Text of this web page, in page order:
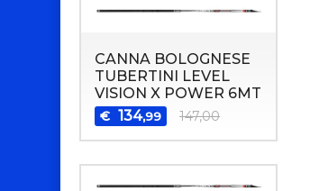
CANNA BOLOGNESE
TUBERTINI LEVEL
VISION X POWER 6MT
€ 134,99 147,00